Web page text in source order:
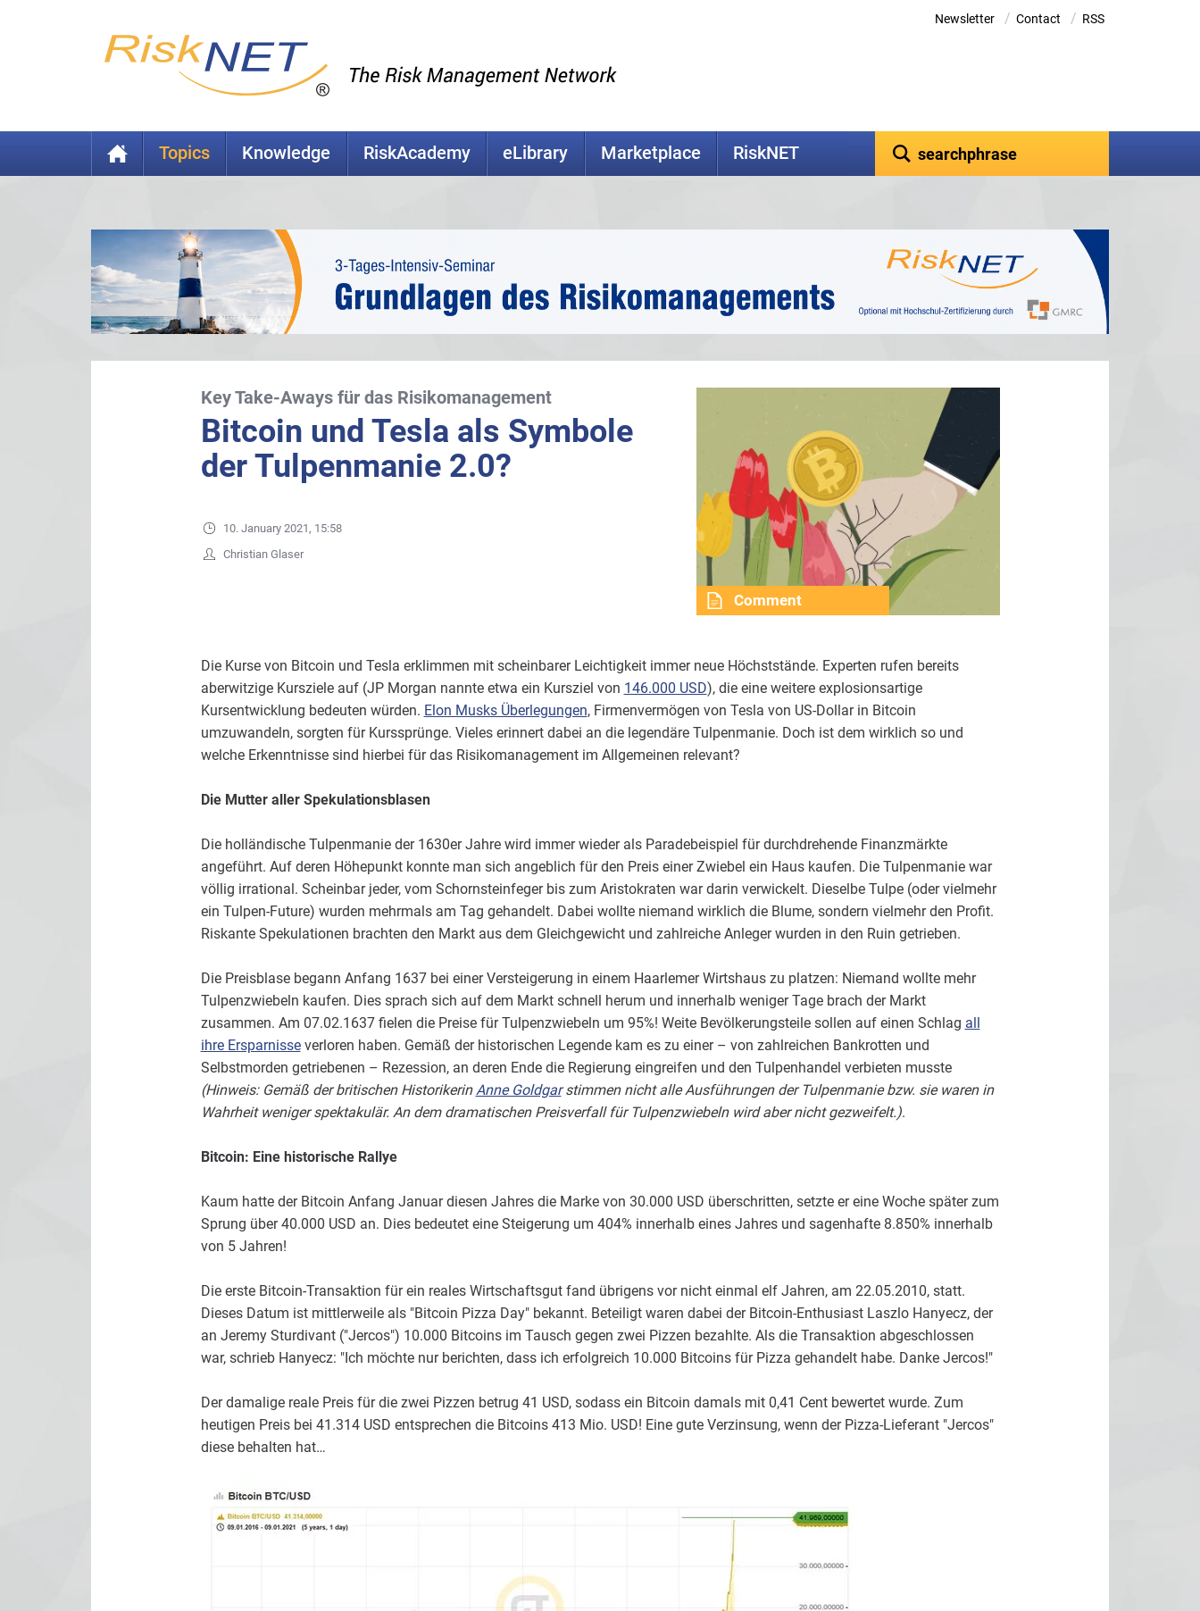
Newsletter / Contact / RSS
Topics Knowledge RiskAcademy eLibrary Marketplace RiskNET
Key Take-Aways für das Risikomanagement
Bitcoin und Tesla als Symbole
der Tulpenmanie 2.0?
10. January 2021, 15:58
Christian Glaser
Comment
Die Kurse von Bitcoin und Tesla erklimmen mit scheinbarer Leichtigkeit immer neue Höchststände. Experten rufen bereits
aberwitzige Kursziele auf (JP Morgan nannte etwa ein Kursziel von 146.000 USD), die eine weitere explosionsartige
Kursentwicklung bedeuten würden. Elon Musks Überlegungen, Firmenvermögen von Tesla von US-Dollar in Bitcoin
umzuwandeln, sorgten für Kurssprünge. Vieles erinnert dabei an die legendäre Tulpenmanie. Doch ist dem wirklich so und
welche Erkenntnisse sind hierbei für das Risikomanagement im Allgemeinen relevant?
Die Mutter aller Spekulationsblasen
Die holländische Tulpenmanie der 1630er Jahre wird immer wieder als Paradebeispiel für durchdrehende Finanzmärkte
angeführt. Auf deren Höhepunkt konnte man sich angeblich für den Preis einer Zwiebel ein Haus kaufen. Die Tulpenmanie war
völlig irrational. Scheinbar jeder, vom Schornsteinfeger bis zum Aristokraten war darin verwickelt. Dieselbe Tulpe (oder vielmehr
ein Tulpen-Future) wurden mehrmals am Tag gehandelt. Dabei wollte niemand wirklich die Blume, sondern vielmehr den Profit.
Riskante Spekulationen brachten den Markt aus dem Gleichgewicht und zahlreiche Anleger wurden in den Ruin getrieben.
Die Preisblase begann Anfang 1637 bei einer Versteigerung in einem Haarlemer Wirtshaus zu platzen: Niemand wollte mehr
Tulpenzwiebeln kaufen. Dies sprach sich auf dem Markt schnell herum und innerhalb weniger Tage brach der Markt
zusammen. Am 07.02.1637 fielen die Preise für Tulpenzwiebeln um 95%! Weite Bevölkerungsteile sollen auf einen Schlag all
ihre Ersparnisseverloren haben. Gemäß der historischen Legende kam es zu einer – von zahlreichen Bankrotten und
Selbstmorden getriebenen – Rezession, an deren Ende die Regierung eingreifen und den Tulpenhandel verbieten musste
(Hinweis: Gemäß der britischen HistorikerinAnne Goldgarstimmen nicht alle Ausführungen der Tulpenmanie bzw. sie waren in
Wahrheit weniger spektakulär. An dem dramatischen Preisverfall für Tulpenzwiebeln wird aber nicht gezweifelt.).
Bitcoin: Eine historische Rallye
Kaum hatte der Bitcoin Anfang Januar diesen Jahres die Marke von 30.000 USD überschritten, setzte er eine Woche später zum
Sprung über 40.000 USD an. Dies bedeutet eine Steigerung um 404% innerhalb eines Jahres und sagenhafte 8.850% innerhalb
von 5 Jahren!
Die erste Bitcoin-Transaktion für ein reales Wirtschaftsgut fand übrigens vor nicht einmal elf Jahren, am 22.05.2010, statt.
Dieses Datum ist mittlerweile als "Bitcoin Pizza Day" bekannt. Beteiligt waren dabei der Bitcoin-Enthusiast Laszlo Hanyecz, der
an Jeremy Sturdivant ("Jercos") 10.000 Bitcoins im Tausch gegen zwei Pizzen bezahlte. Als die Transaktion abgeschlossen
war, schrieb Hanyecz: "Ich möchte nur berichten, dass ich erfolgreich 10.000 Bitcoins für Pizza gehandelt habe. Danke Jercos!"
Der damalige reale Preis für die zwei Pizzen betrug 41 USD, sodass ein Bitcoin damals mit 0,41 Cent bewertet wurde. Zum
heutigen Preis bei 41.314 USD entsprechen die Bitcoins 413 Mio. USD! Eine gute Verzinsung, wenn der Pizza-Lieferant "Jercos"
diese behalten hat…